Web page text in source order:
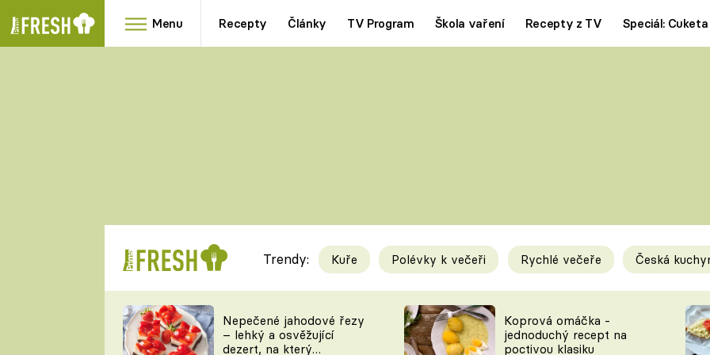
Menu Recepty Články TV Program Škola vaření Recepty z TV Speciál: Cuketa
RYCHLOVKY
Videorecepty
TEĎ VAŘÍ ŠÉF!
Tipy a triky
KAM ZA JÍDLEM
Trendy: Kuře Polévky k večeři Rychlé večeře Česká
Nepečené jahodové řezy
– lehký a osvěžující
dezert, na který
Koprová omáčka -
jednoduchý recept na
poctivou klasiku